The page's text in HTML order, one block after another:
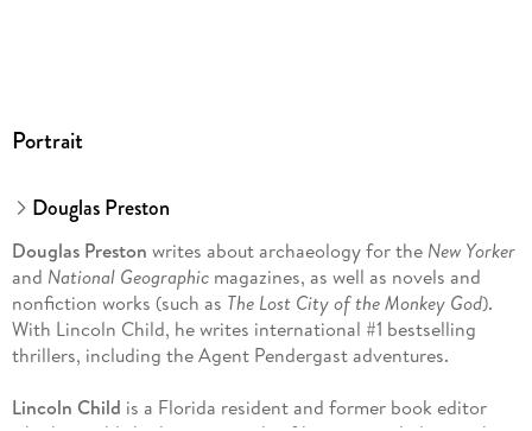
Portrait
Douglas Preston
Douglas Preston writes about archaeology for the New Yorker
and National Geographicmagazines, as well as novels and
nonfiction works (such as The Lost City of the Monkey God).
With Lincoln Child, he writes international #1 bestselling
thrillers, including the Agent Pendergast adventures.
Lincoln Child is a Florida resident and former book editor